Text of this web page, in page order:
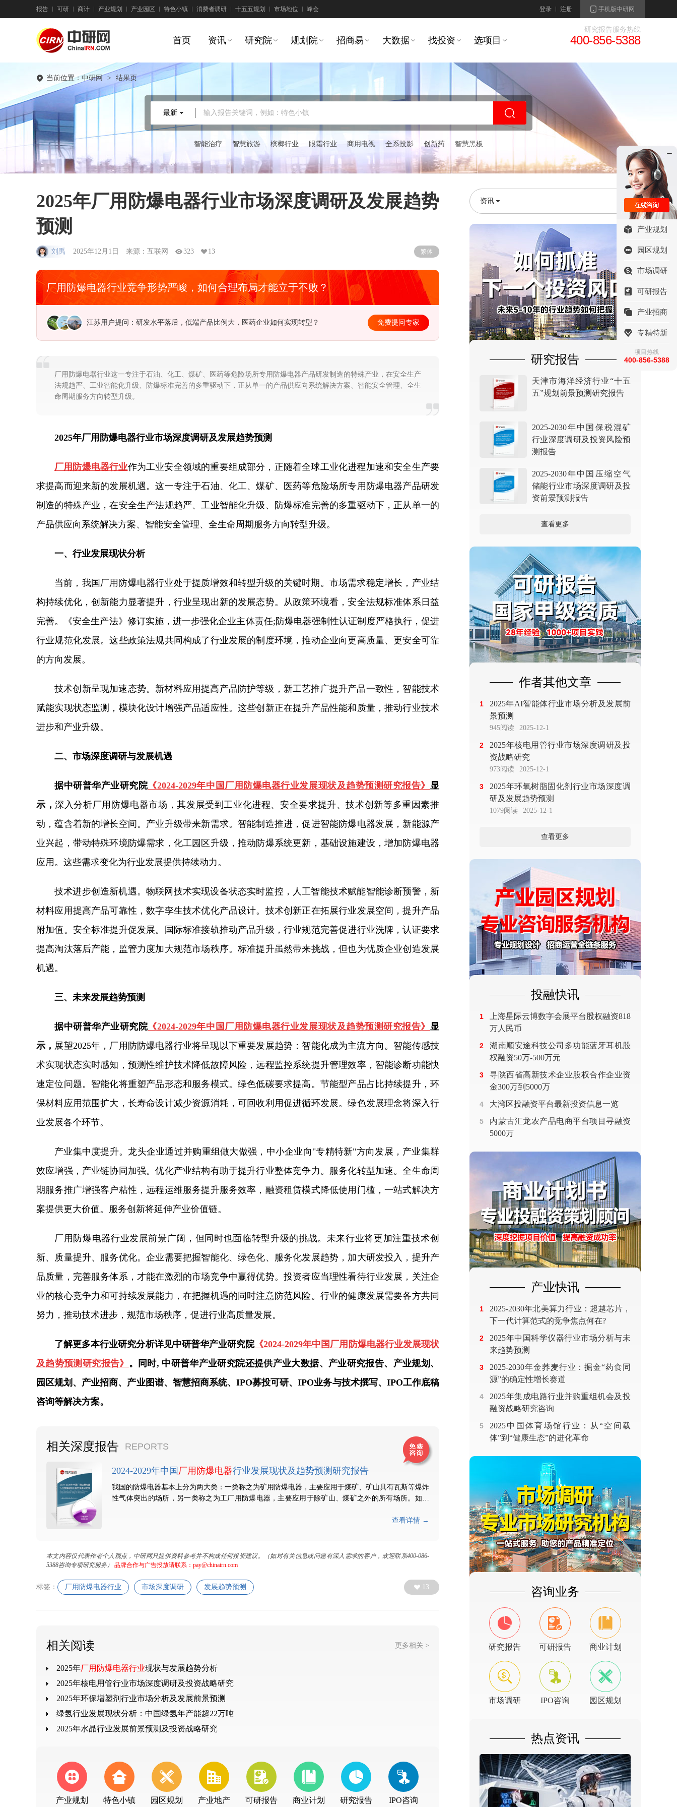
报告 可研 商计 产业规划 产业园区 特色小镇 消费者调研 十五五规划 市场地位 峰会 登录 注册 手机版中研网
首页 资讯 研究院 规划院 招商易 大数据 找投资 选项目
研究报告服务热线
400-856-5388
当前位置：中研网 > 结果页
输入报告关键词，例如：特色小镇
最新
智能治疗 智慧旅游 槟榔行业 眼霜行业 商用电视 全系投影 创新药 智慧黑板
2025年厂用防爆电器行业市场深度调研及发展趋势
预测
刘禹 2025年12月1日 来源：互联网 323 13 繁体
厂用防爆电器行业竞争形势严峻，如何合理布局才能立于不败？
广东用户提问：中国海洋经济走出去的新路径在哪？该如何去制定长远规划？ 免费提问专家
厂用防爆电器行业这一专注于石油、化工、煤矿、医药等危险场所专用防爆电器产品研发制造的特殊产业，在安全生产
法规趋严、工业智能化升级、防爆标准完善的多重驱动下，正从单一的产品供应向系统解决方案、智能安全管理、全生
命周期服务方向转型升级。
2025年厂用防爆电器行业市场深度调研及发展趋势预测
厂用防爆电器行业作为工业安全领域的重要组成部分，正随着全球工业化进程加速和安全生产要
求提高而迎来新的发展机遇。这一专注于石油、化工、煤矿、医药等危险场所专用防爆电器产品研发
制造的特殊产业，在安全生产法规趋严、工业智能化升级、防爆标准完善的多重驱动下，正从单一的
产品供应向系统解决方案、智能安全管理、全生命周期服务方向转型升级。
一、行业发展现状分析
当前，我国厂用防爆电器行业处于提质增效和转型升级的关键时期。市场需求稳定增长，产业结
构持续优化，创新能力显著提升，行业呈现出新的发展态势。从政策环境看，安全法规标准体系日益
完善。《安全生产法》修订实施，进一步强化企业主体责任;防爆电器强制性认证制度严格执行，促进
行业规范化发展。这些政策法规共同构成了行业发展的制度环境，推动企业向更高质量、更安全可靠
的方向发展。
技术创新呈现加速态势。新材料应用提高产品防护等级，新工艺推广提升产品一致性，智能技术
赋能实现状态监测，模块化设计增强产品适应性。这些创新正在提升产品性能和质量，推动行业技术
进步和产业升级。
二、市场深度调研与发展机遇
据中研普华产业研究院《2024-2029年中国厂用防爆电器行业发展现状及趋势预测研究报告》显
示，深入分析厂用防爆电器市场，其发展受到工业化进程、安全要求提升、技术创新等多重因素推
动，蕴含着新的增长空间。产业升级带来新需求。智能制造推进，促进智能防爆电器发展，新能源产
业兴起，带动特殊环境防爆需求，化工园区升级，推动防爆系统更新，基础设施建设，增加防爆电器
应用。这些需求变化为行业发展提供持续动力。
技术进步创造新机遇。物联网技术实现设备状态实时监控，人工智能技术赋能智能诊断预警，新
材料应用提高产品可靠性，数字孪生技术优化产品设计。技术创新正在拓展行业发展空间，提升产品
附加值。安全标准提升促发展。国际标准接轨推动产品升级，行业规范完善促进行业洗牌，认证要求
提高淘汰落后产能，监管力度加大规范市场秩序。标准提升虽然带来挑战，但也为优质企业创造发展
机遇。
三、未来发展趋势预测
据中研普华产业研究院《2024-2029年中国厂用防爆电器行业发展现状及趋势预测研究报告》显
示， 展望2025年，厂用防防爆电器行业将呈现以下重要发展趋势：智能化成为主流方向。智能传感技
术实现状态实时感知，预测性维护技术降低故障风险，远程监控系统提升管理效率，智能诊断功能快
速定位问题。智能化将重塑产品形态和服务模式。绿色低碳要求提高。节能型产品占比持续提升，环
保材料应用范围扩大，长寿命设计减少资源消耗，可回收利用促进循环发展。绿色发展理念将深入行
业发展各个环节。
产业集中度提升。龙头企业通过并购重组做大做强，中小企业向"专精特新"方向发展，产业集群
效应增强，产业链协同加强。优化产业结构有助于提升行业整体竞争力。服务化转型加速。全生命周
期服务推广增强客户粘性，远程运维服务提升服务效率，融资租赁模式降低使用门槛，一站式解决方
案提供更大价值。服务创新将延伸产业价值链。
厂用防爆电器行业发展前景广阔，但同时也面临转型升级的挑战。未来行业将更加注重技术创
新、质量提升、服务优化。企业需要把握智能化、绿色化、服务化发展趋势，加大研发投入，提升产
品质量，完善服务体系，才能在激烈的市场竞争中赢得优势。投资者应当理性看待行业发展，关注企
业的核心竞争力和可持续发展能力，在把握机遇的同时注意防范风险。行业的健康发展需要各方共同
努力，推动技术进步，规范市场秩序，促进行业高质量发展。
了解更多本行业研究分析详见中研普华产业研究院《2024-2029年中国厂用防爆电器行业发展现状
及趋势预测研究报告》 。同时, 中研普华产业研究院还提供产业大数据、产业研究报告、产业规划、
园区规划、产业招商、产业图谱、智慧招商系统、IPO募投可研、IPO业务与技术撰写、IPO工作底稿
咨询等解决方案。
相关深度报告 REPORTS
2024-2029年中国 厂用防爆电器行业发展现状及趋势预测研究报告
我国的防爆电器基本上分为两大类：一类称之为矿用防爆电器，主要应用于煤矿、矿山具有瓦斯等爆炸
性气体突出的场所，另一类称之为工厂用防爆电器，主要应用于除矿山、煤矿之外的所有场所。如：
查看详情 →
本文内容仅代表作者个人观点，中研网只提供资料参考并不构成任何投资建议。（如对有关信息或问题有深入需求的客户，欢迎联系400-086-
5388咨询专项研究服务）
品牌合作与广告投放请联系：pay@chinairn.com
标签： 厂用防爆电器行业 市场深度调研 发展趋势预测 13
相关阅读 更多相关 >
2025年厂用防爆电器行业现状与发展趋势分析
2025年核电用管行业市场深度调研及投资战略研究
2025年环保增塑剂行业市场分析及发展前景预测
绿氢行业发展现状分析：中国绿氢年产能超22万吨
2025年水晶行业发展前景预测及投资战略研究
产业规划 特色小镇 园区规划 产业地产 可研报告 商业计划 研究报告 IPO咨询
资讯
研究报告
天津市海洋经济行业“十五
五”规划前景预测研究报告
2025-2030年中国保税混矿
行业深度调研及投资风险预
测报告
2025-2030年中国压缩空气
储能行业市场深度调研及投
资前景预测报告
查看更多
作者其他文章
1
2025年AI智能体行业市场分析及发展前
景预测
945阅读 2025-12-1
2
2025年核电用管行业市场深度调研及投
资战略研究
973阅读 2025-12-1
3
2025年环氧树脂固化剂行业市场深度调
研及发展趋势预测
1079阅读 2025-12-1
查看更多
投融快讯
1
上海星际云博数字会展平台股权融资818
万人民币
2
湖南顺安途科技公司多功能蓝牙耳机股
权融资50万-500万元
3
寻陕西省高新技术企业股权合作企业资
金300万到5000万
4 大湾区投融资平台最新投资信息一览
5
内蒙古汇龙农产品电商平台项目寻融资
5000万
产业快讯
1
2025-2030年北美算力行业：超越芯片，
下一代计算范式的竞争焦点何在?
2
2025年中国科学仪器行业市场分析与未
来趋势预测
3
2025-2030年金荞麦行业：掘金“药食同
源”的确定性增长赛道
4
2025年集成电路行业并购重组机会及投
融资战略研究咨询
5
2025中国体育场馆行业：从“空间载
体”到“健康生态”的进化革命
咨询业务
研究报告 可研报告 商业计划
市场调研 IPO咨询 园区规划
热点资讯
产业规划
园区规划
市场调研
可研报告
产业招商
专精特新
项目热线
400-856-5388